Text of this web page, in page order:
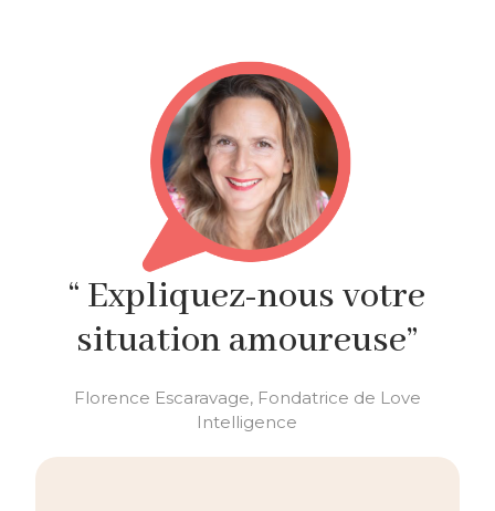
“ Expliquez-nous votre
situation amoureuse”
Florence Escaravage, Fondatrice de Love
Intelligence